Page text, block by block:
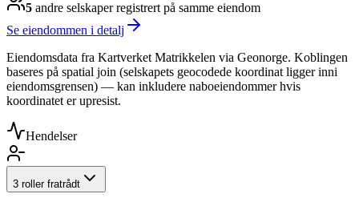
5 andre selskaperregistrert på samme eiendom
Se eiendommen i detalj
Eiendomsdata fra Kartverket Matrikkelen via Geonorge. Koblingen
baseres på spatial join (selskapets geocodede koordinat ligger inni
eiendomsgrensen) — kan inkludere naboeiendommer hvis
koordinatet er upresist.
Hendelser
3 roller fratrådt